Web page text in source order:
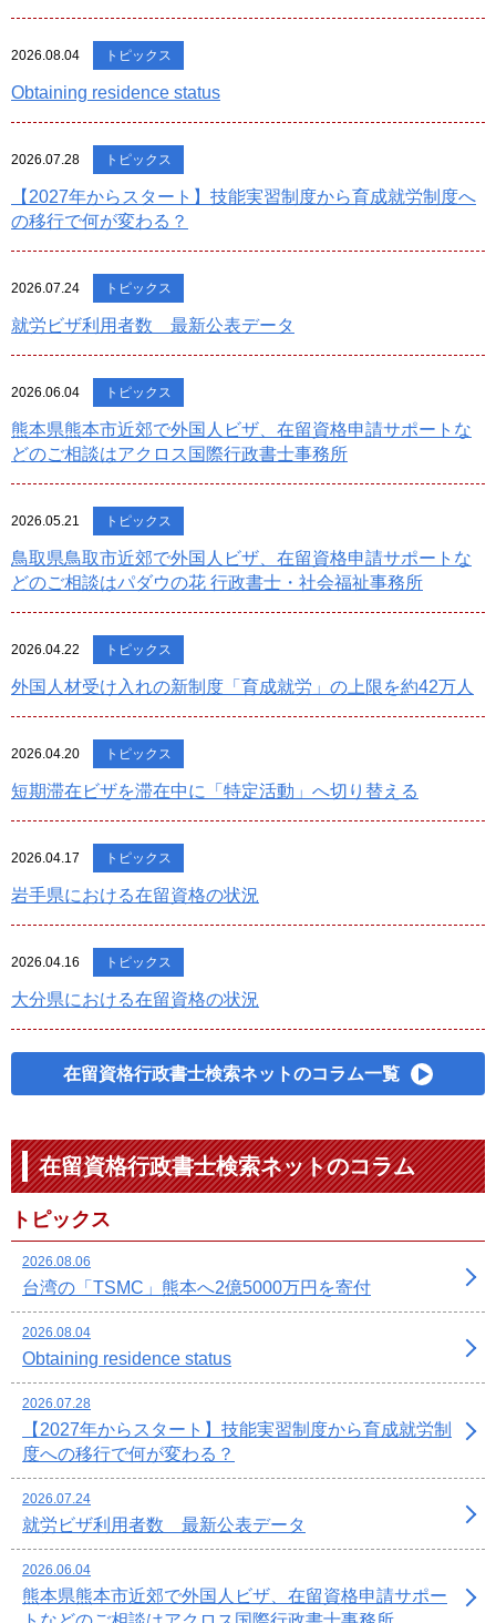
2026.08.04 トピックス
Obtaining residence status
2026.07.28 トピックス
【2027年からスタート】技能実習制度から育成就労制度へ
の移行で何が変わる？
2026.07.24 トピックス
就労ビザ利用者数 最新公表データ
2026.06.04 トピックス
熊本県熊本市近郊で外国人ビザ、在留資格申請サポートな
どのご相談はアクロス国際行政書士事務所
2026.05.21 トピックス
鳥取県鳥取市近郊で外国人ビザ、在留資格申請サポートな
どのご相談はパダウの花 行政書士・社会福祉事務所
2026.04.22 トピックス
外国人材受け入れの新制度「育成就労」の上限を約42万人
2026.04.20 トピックス
短期滞在ビザを滞在中に「特定活動」へ切り替える
2026.04.17 トピックス
岩手県における在留資格の状況
2026.04.16 トピックス
大分県における在留資格の状況
在留資格行政書士検索ネットのコラム一覧
在留資格行政書士検索ネットのコラム
トピックス
2026.08.06
台湾の「TSMC」熊本へ2億5000万円を寄付
2026.08.04
Obtaining residence status
2026.07.28
【2027年からスタート】技能実習制度から育成就労制
度への移行で何が変わる？
2026.07.24
就労ビザ利用者数 最新公表データ
2026.06.04
熊本県熊本市近郊で外国人ビザ、在留資格申請サポー